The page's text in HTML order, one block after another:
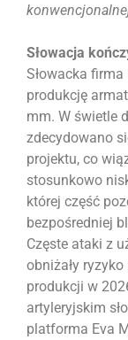
Słowacja
Słowacka
produkcję
mm. W świetle
zdecydowano
projektu, co
stosunkowo
której część
bezpośredniej
Częste ataki z
obniżały
produkcji w
artyleryjskim
platforma Eva